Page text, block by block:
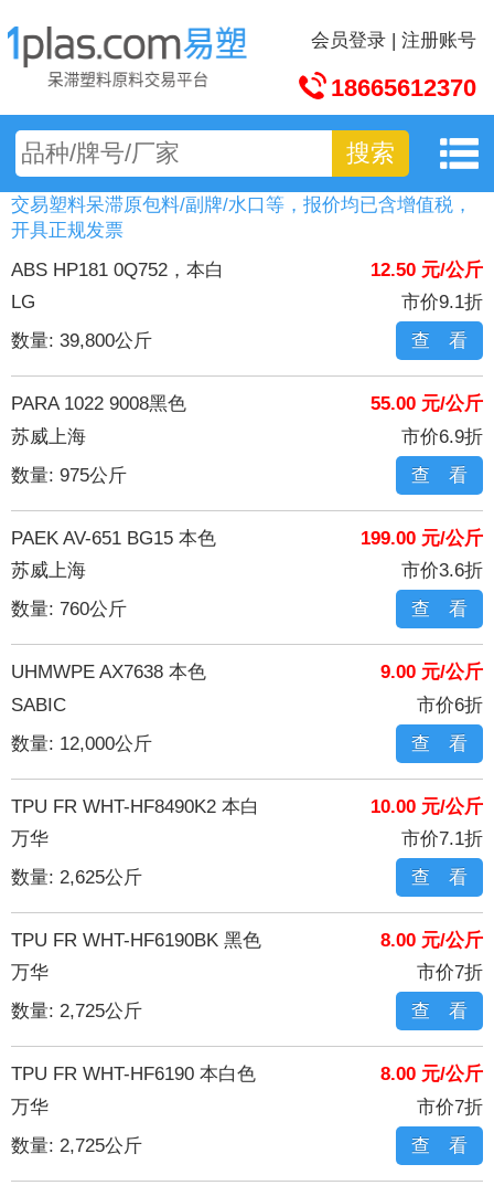
会员登录| 注册账号
18665612370
搜索
交易塑料呆滞原包料/副牌/水口等，报价均已含增值税，
开具正规发票
ABS HP181 0Q752，本白
12.50 元/公斤
LG
市价9.1折
数量: 39,800公斤
查 看
PARA 1022 9008黑色
55.00 元/公斤
苏威上海
市价6.9折
数量: 975公斤
查 看
PAEK AV-651 BG15 本色
199.00 元/公斤
苏威上海
市价3.6折
数量: 760公斤
查 看
UHMWPE AX7638 本色
9.00 元/公斤
SABIC
市价6折
数量: 12,000公斤
查 看
TPU FR WHT-HF8490K2 本白
10.00 元/公斤
万华
市价7.1折
数量: 2,625公斤
查 看
TPU FR WHT-HF6190BK 黑色
8.00 元/公斤
万华
市价7折
数量: 2,725公斤
查 看
TPU FR WHT-HF6190 本白色
8.00 元/公斤
万华
市价7折
数量: 2,725公斤
查 看